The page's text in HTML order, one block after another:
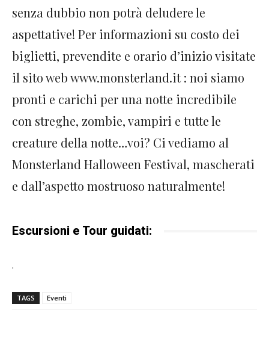
senza dubbio non potrà deludere le
aspettative! Per informazioni su costo dei
biglietti, prevendite e orario d’inizio visitate
il sito web www.monsterland.it : noi siamo
pronti e carichi per una notte incredibile
con streghe, zombie, vampiri e tutte le
creature della notte…voi? Ci vediamo al
Monsterland Halloween Festival, mascherati
e dall’aspetto mostruoso naturalmente!
Escursioni e Tour guidati:
.
TAGS Eventi